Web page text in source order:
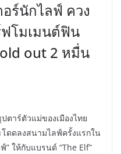
ร์นักไลฟ์ ควง
ฟโมเมนต์ฟิน
out 2 หมื่น
ตาร์ตัวแม่ของเมืองไทย
โดดลงสนามไลฟ์ครั้งแรกใน
ให้กับแบรนด์ “The Elf”